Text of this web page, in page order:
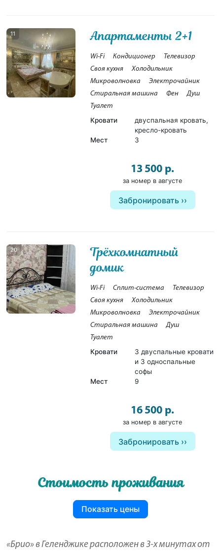
11 Апартаменты 2+1
Wi-Fi Кондиционер
Телевизор
Своя кухня
Холодильник
Микроволновка
Электрочайник
Стиральная машина
Фен
Душ
Туалет
Кровати
двуспальная кровать,
кресло-кровать
Мест
3
13 500 р.
за номер в августе
Забронировать
20
Трёхкомнатный
домик
Wi-Fi Сплит-система
Телевизор
Своя кухня
Холодильник
Микроволновка
Электрочайник
Стиральная машина
Душ
Туалет
Кровати
3 двуспальные кровати
и 3 односпальные
софы
Мест
9
16 500 р.
за номер в августе
Забронировать
Стоимость проживания
Показать цены
«Брио» в Геленджике расположен в 3-х минутах от